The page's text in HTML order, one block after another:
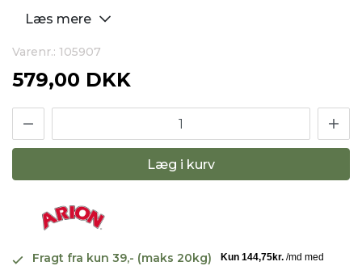
Læs mere
Varenr.: 105907
579,00 DKK
Læg i kurv
Fragt fra kun 39,- (maks 20kg)